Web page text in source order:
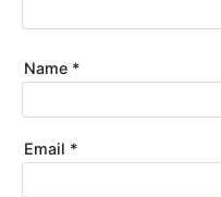
Name *
Email *